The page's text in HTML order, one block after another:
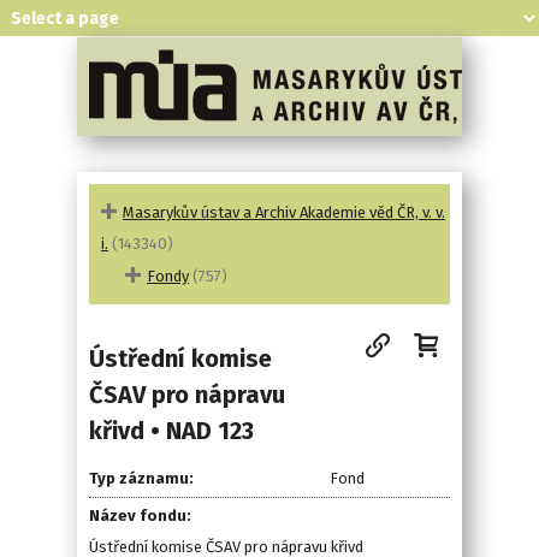
Masarykův ústav a Archiv Akademie věd ČR, v. v.
i. (143340)
Fondy (757)
Ústřední komise
ČSAV pro nápravu
křivd • NAD 123
Typ záznamu: Fond
Název fondu:
Ústřední komise ČSAV pro nápravu křivd